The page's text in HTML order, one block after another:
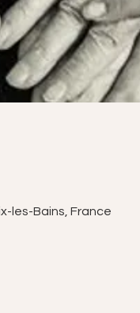
les-Bains, France